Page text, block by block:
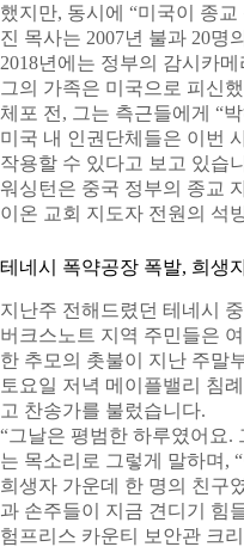
했지만, 동시에 “미국이 종
진 목사는 2007년 불과 20명
2018년에는 정부의 감시카
그의 가족은 미국으로 피신
체포 전, 그는 측근들에게 “
미국 내 인권단체들은 이번
작용할 수 있다고 보고 있습
워싱턴은 중국 정부의 종교
이온 교회 지도자 전원의 석
테네시 폭약공장 폭발, 희생
지난주 전해드렸던 테네시
버크스노트 지역 주민들은
한 추모의 촛불이 지난 주말
토요일 저녁 메이플밸리 침
고 찬송가를 불렀습니다.
“그날은 평범한 하루였어요.
는 목소리로 그렇게 말하며,
희생자 가운데 한 명의 친구
과 손주들이 지금 견디기 힘
험프리스 카운티 보안관 크